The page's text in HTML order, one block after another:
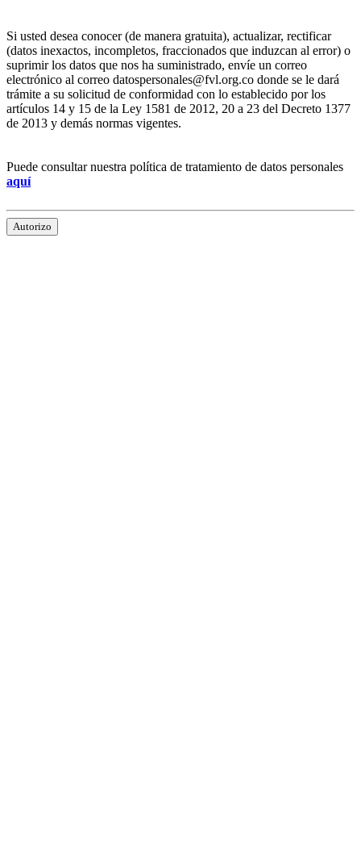
Si usted desea conocer (de manera gratuita), actualizar, rectificar
(datos inexactos, incompletos, fraccionados que induzcan al error) o
suprimir los datos que nos ha suministrado, envíe un correo
electrónico al correo datospersonales@fvl.org.co donde se le dará
trámite a su solicitud de conformidad con lo establecido por los
artículos 14 y 15 de la Ley 1581 de 2012, 20 a 23 del Decreto 1377
de 2013 y demás normas vigentes.
Puede consultar nuestra política de tratamiento de datos personales
aquí
Autorizo